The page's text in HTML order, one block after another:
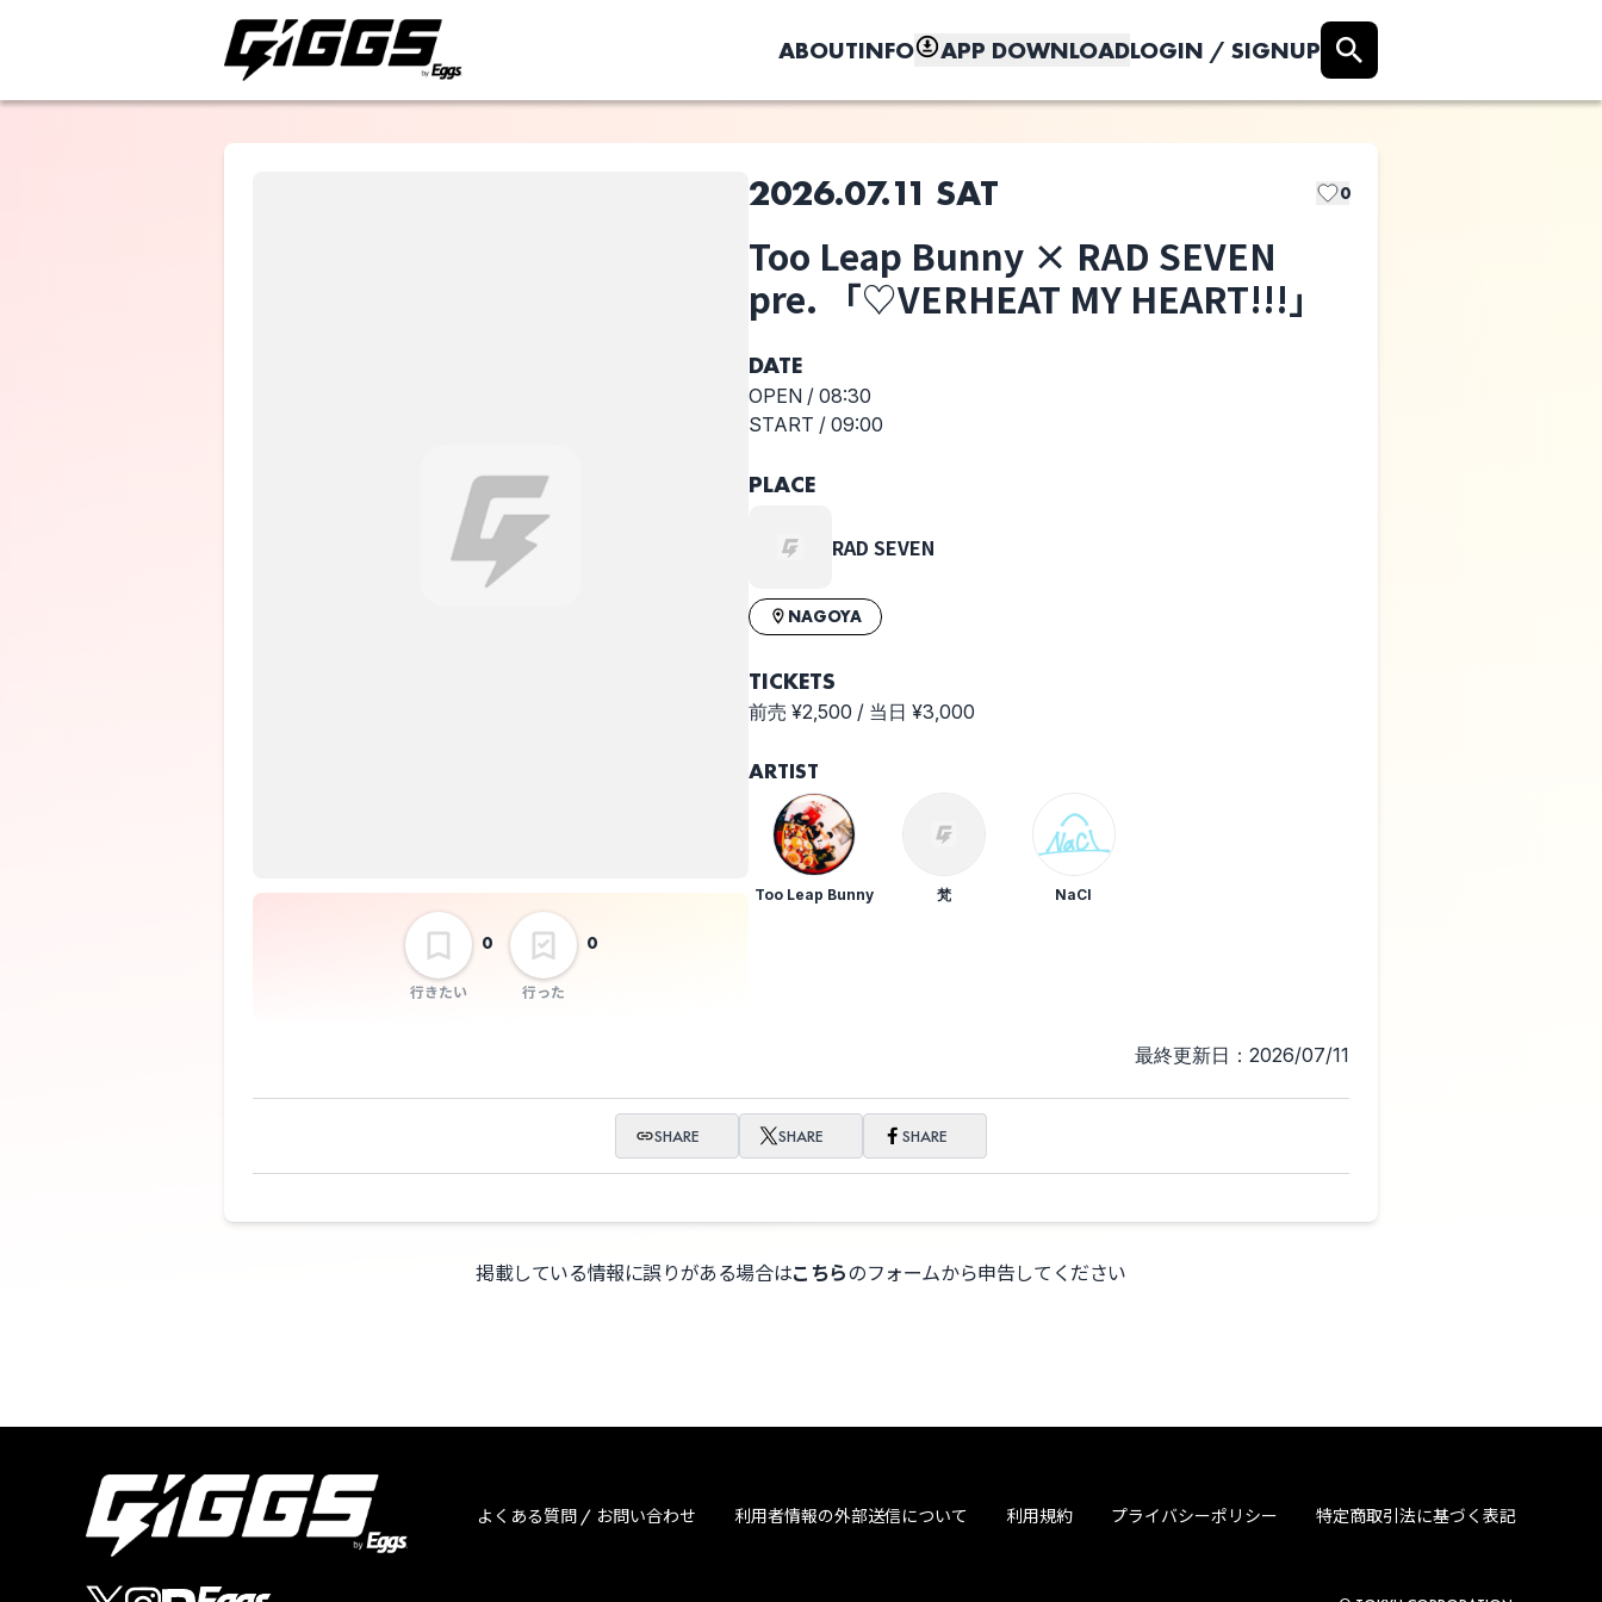
ABOUTINFO APP DOWNLOADLOGIN / SIGNUP
行きたい
0
行った
0
Too Leap
Bunny × RAD
選択しない
2026.07.11 SAT 0
Too Leap Bunny × RAD SEVEN
pre. 「♡VERHEAT MY HEART!!!」
DATE
OPEN / 08:30
START / 09:00
PLACE
RAD SEVEN
NAGOYA
TICKETS
前売 ¥2,500 / 当日 ¥3,000
ARTIST
Too Leap Bunny 梵 NaCl
最終更新日：2026/07/11
SHARE SHARE SHARE
掲載している情報に誤りがある場合はこちらのフォームから申告してください
このライブの取り置きは終了しました
よくある質問 / お問い合わせ 利用者情報の外部送信について 利用規約 プライバシーポリシー 特定商取引法に基づく表記